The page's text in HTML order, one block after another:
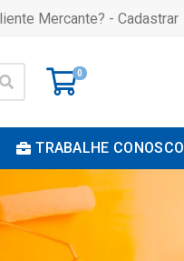
Mercante? - Cadastrar
0
TRABALHE CONOSCO